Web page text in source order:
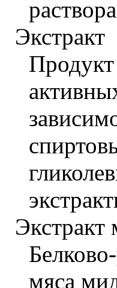
Экстракт
Экстракт
мяса